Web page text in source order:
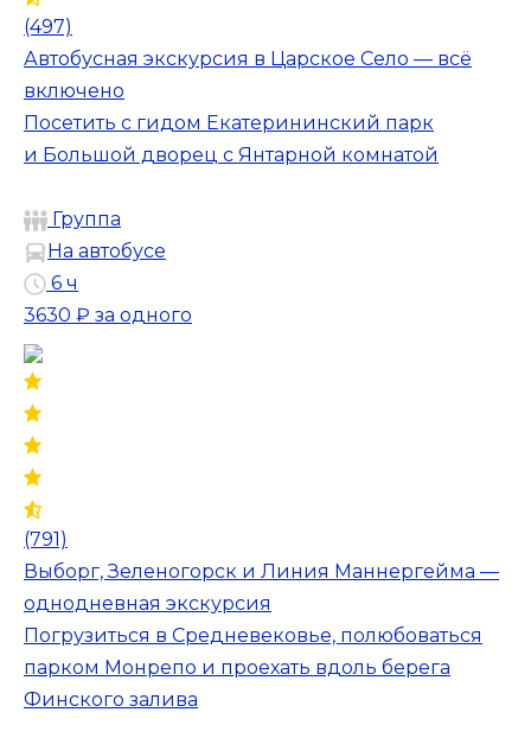
(497)
Автобусная экскурсия в Царское Село — всё
включено
Посетить с гидом Екатерининский парк
и Большой дворец с Янтарной комнатой
Группа
На автобусе
6 ч
3630 ₽ за одного
(791)
Выборг, Зеленогорск и Линия Маннергейма —
однодневная экскурсия
Погрузиться в Средневековье, полюбоваться
парком Монрепо и проехать вдоль берега
Финского залива